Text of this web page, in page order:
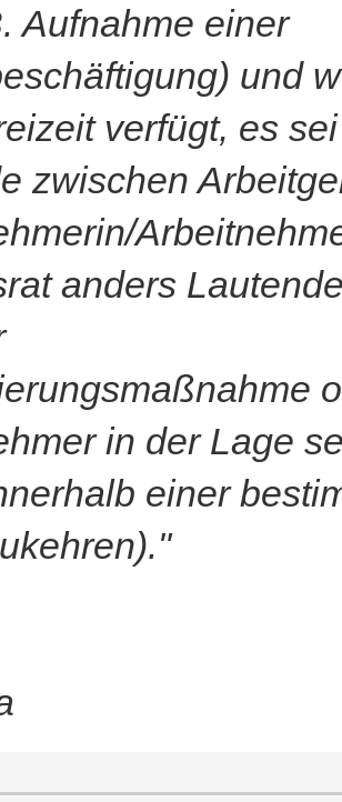
Aufnahme einer
und
verfügt, es
zwischen
anders
in der Lage
einer